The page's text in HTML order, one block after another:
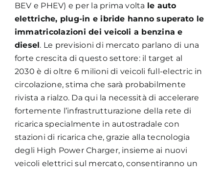
BEV e PHEV) e per la prima volta le auto
elettriche, plug-in e ibride hanno superato le
immatricolazioni dei veicoli a benzina e
diesel. Le previsioni di mercato parlano di una
forte crescita di questo settore: il target al
2030 è di oltre 6 milioni di veicoli full-electric in
circolazione, stima che sarà probabilmente
rivista a rialzo. Da qui la necessità di accelerare
fortemente l’infrastrutturazione della rete di
ricarica specialmente in autostradale con
stazioni di ricarica che, grazie alla tecnologia
degli High Power Charger, insieme ai nuovi
veicoli elettrici sul mercato, consentiranno un